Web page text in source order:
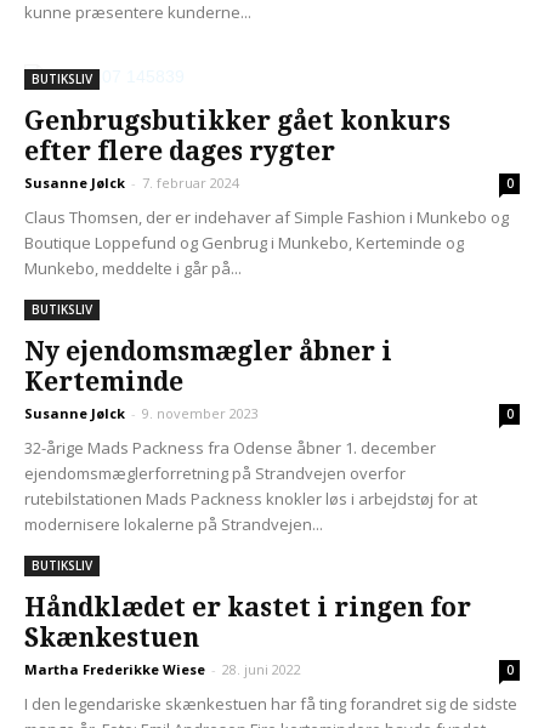
kunne præsentere kunderne...
BUTIKSLIV
Genbrugsbutikker gået konkurs
efter flere dages rygter
Susanne Jølck - 7. februar 2024 0
Claus Thomsen, der er indehaver af Simple Fashion i Munkebo og
Boutique Loppefund og Genbrug i Munkebo, Kerteminde og
Munkebo, meddelte i går på...
BUTIKSLIV
Ny ejendomsmægler åbner i
Kerteminde
Susanne Jølck - 9. november 2023 0
32-årige Mads Packness fra Odense åbner 1. december
ejendomsmæglerforretning på Strandvejen overfor
rutebilstationen Mads Packness knokler løs i arbejdstøj for at
modernisere lokalerne på Strandvejen...
BUTIKSLIV
Håndklædet er kastet i ringen for
Skænkestuen
Martha Frederikke Wiese - 28. juni 2022 0
I den legendariske skænkestuen har få ting forandret sig de sidste